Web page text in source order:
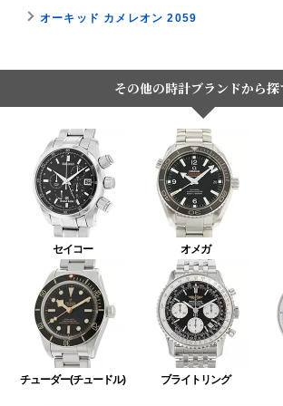
オーキッド カメレオン 2059
その他の時計ブランドから探
セイコー オメガ
チューダー(チュードル) ブライトリング